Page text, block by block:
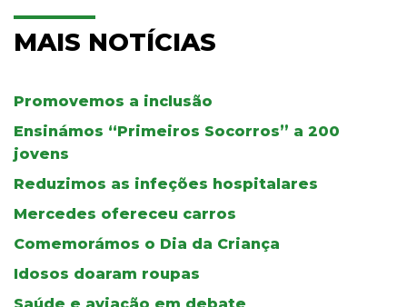
MAIS NOTÍCIAS
Promovemos a inclusão
Ensinámos “Primeiros Socorros” a 200
jovens
Reduzimos as infeções hospitalares
Mercedes ofereceu carros
Comemorámos o Dia da Criança
Idosos doaram roupas